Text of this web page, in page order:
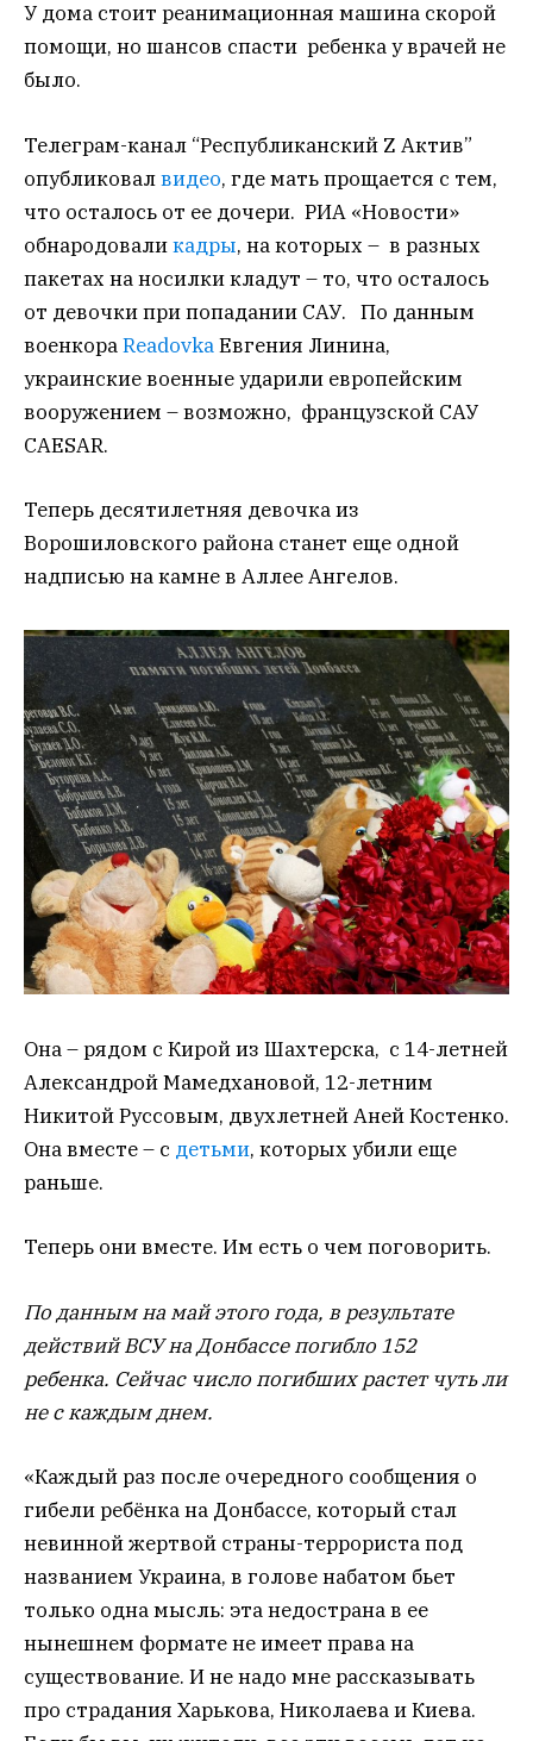
У дома стоит реанимационная машина скорой
помощи, но шансов спасти ребенка у врачей не
было.
Телеграм-канал “Республиканский Z Актив”
опубликовалвидео, где мать прощается с тем,
что осталось от ее дочери. РИА «Новости»
обнародоваликадры, на которых – в разных
пакетах на носилки кладут – то, что осталось
от девочки при попадании САУ. По данным
военкораReadovkaЕвгения Линина,
украинские военные ударили европейским
вооружением – возможно, французской САУ
CAESAR.
Теперь десятилетняя девочка из
Ворошиловского района станет еще одной
надписью на камне в Аллее Ангелов.
Она – рядом с Кирой из Шахтерска, с 14-летней
Александрой Мамедхановой, 12-летним
Никитой Руссовым, двухлетней Аней Костенко.
Она вместе – с детьми, которых убили еще
раньше.
Теперь они вместе. Им есть о чем поговорить.
По данным на май этого года, в результате
действий ВСУ на Донбассе погибло 152
ребенка. Сейчас число погибших растет чуть ли
не с каждым днем.
«Каждый раз после очередного сообщения о
гибели ребёнка на Донбассе, который стал
невинной жертвой страны-террориста под
названием Украина, в голове набатом бьет
только одна мысль: эта недострана в ее
нынешнем формате не имеет права на
существование. И не надо мне рассказывать
про страдания Харькова, Николаева и Киева.